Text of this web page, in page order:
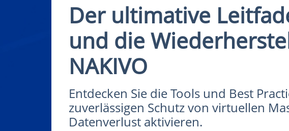
Der ultimative
und die
NAKIVO
Entdecken Sie die Tools und Best
zuverlässigen Schutz von virtuellen
Datenverlust aktivieren.